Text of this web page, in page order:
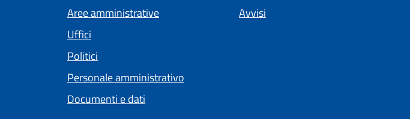
Aree amministrative
Uffici
Politici
Personale amministrativo
Documenti e dati
Avvisi